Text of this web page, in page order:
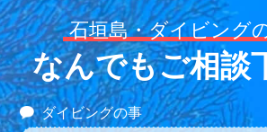
石垣島・ダイビング
なんでもご相談
ダイビングの事